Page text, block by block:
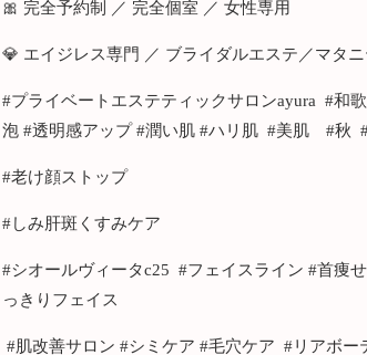
🎀 完全予約制 ／ 完全個室 ／ 女性専用
💎 エイジレス専門 ／ ブライダルエステ／マタ
#プライベートエステティックサロンayura #和
泡 #透明感アップ #潤い肌 #ハリ肌 #美肌 #秋
#老け顔ストップ
#しみ肝斑くすみケア
#シオールヴィータc25 #フェイスライン #首痩
っきりフェイス
#肌改善サロン #シミケア #毛穴ケア #リアボー